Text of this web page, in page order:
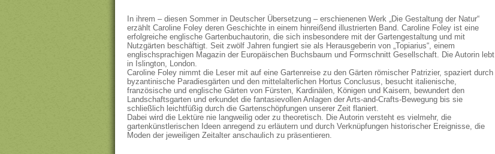
In ihrem – diesen Sommer in Deutscher Übersetzung – erschienenen Werk „Die Gestaltung der Natur“
erzählt Caroline Foley deren Geschichte in einem hinreißend illustrierten Band. Caroline Foley ist eine
erfolgreiche englische Gartenbuchautorin, die sich insbesondere mit der Gartengestaltung und mit
Nutzgärten beschäftigt. Seit zwölf Jahren fungiert sie als Herausgeberin von „Topiarius“, einem
englischsprachigen Magazin der Europäischen Buchsbaum und Formschnitt Gesellschaft. Die Autorin lebt
in Islington, London.
Caroline Foley nimmt die Leser mit auf eine Gartenreise zu den Gärten römischer Patrizier, spaziert durch
byzantinische Paradiesgärten und den mittelalterlichen Hortus Conclusus, besucht italienische,
französische und englische Gärten von Fürsten, Kardinälen, Königen und Kaisern, bewundert den
Landschaftsgarten und erkundet die fantasievollen Anlagen der Arts-and-Crafts-Bewegung bis sie
schließlich leichtfüßig durch die Gartenschöpfungen unserer Zeit flaniert.
Dabei wird die Lektüre nie langweilig oder zu theoretisch. Die Autorin versteht es vielmehr, die
gartenkünstlerischen Ideen anregend zu erläutern und durch Verknüpfungen historischer Ereignisse, die
Moden der jeweiligen Zeitalter anschaulich zu präsentieren.